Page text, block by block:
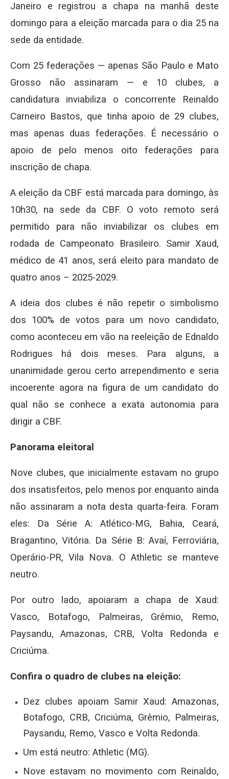
Janeiro e registrou a chapa na manhã deste
domingo para a eleição marcada para o dia 25 na
sede da entidade.
Com 25 federações — apenas São Paulo e Mato
Grosso não assinaram — e 10 clubes, a
candidatura inviabiliza o concorrente Reinaldo
Carneiro Bastos, que tinha apoio de 29 clubes,
mas apenas duas federações. É necessário o
apoio de pelo menos oito federações para
inscrição de chapa.
A eleição da CBF está marcada para domingo, às
10h30, na sede da CBF. O voto remoto será
permitido para não inviabilizar os clubes em
rodada de Campeonato Brasileiro. Samir Xaud,
médico de 41 anos, será eleito para mandato de
quatro anos – 2025-2029.
A ideia dos clubes é não repetir o simbolismo
dos 100% de votos para um novo candidato,
como aconteceu em vão na reeleição de Ednaldo
Rodrigues há dois meses. Para alguns, a
unanimidade gerou certo arrependimento e seria
incoerente agora na figura de um candidato do
qual não se conhece a exata autonomia para
dirigir a CBF.
Panorama eleitoral
Nove clubes, que inicialmente estavam no grupo
dos insatisfeitos, pelo menos por enquanto ainda
não assinaram a nota desta quarta-feira. Foram
eles: Da Série A: Atlético-MG, Bahia, Ceará,
Bragantino, Vitória. Da Série B: Avaí, Ferroviária,
Operário-PR, Vila Nova. O Athletic se manteve
neutro.
Por outro lado, apoiaram a chapa de Xaud:
Vasco, Botafogo, Palmeiras, Grêmio, Remo,
Paysandu, Amazonas, CRB, Volta Redonda e
Criciúma.
Confira o quadro de clubes na eleição:
Dez clubes apoiam Samir Xaud: Amazonas,
Botafogo, CRB, Criciúma, Grêmio, Palmeiras,
Paysandu, Remo, Vasco e Volta Redonda.
Um está neutro: Athletic (MG).
Nove estavam no movimento com Reinaldo,